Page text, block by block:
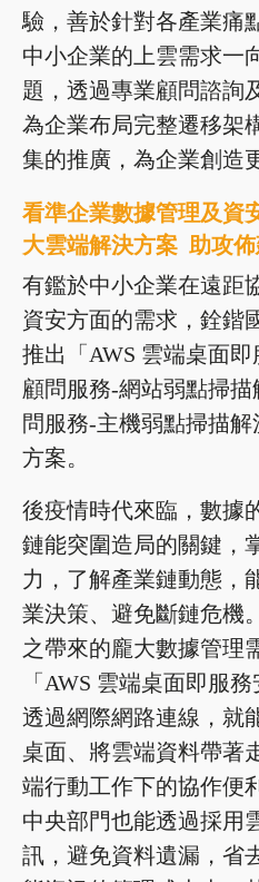
驗，善於針對各產業痛
中小企業的上雲需求一
題，透過專業顧問諮詢
為企業布局完整遷移架
集的推廣，為企業創造
看準企業數據管理及資
大雲端解決方案 助攻
有鑑於中小企業在遠距
資安方面的需求，銓鍇
推出「AWS 雲端桌面
顧問服務-網站弱點掃
問服務-主機弱點掃描
方案。
後疫情時代來臨，數據
鏈能突圍造局的關鍵，
力，了解產業鏈動態，
業決策、避免斷鏈危機
之帶來的龐大數據管理
「AWS 雲端桌面即服
透過網際網路連線，就
桌面、將雲端資料帶著
端行動工作下的協作便
中央部門也能透過採用
訊，避免資料遺漏，省